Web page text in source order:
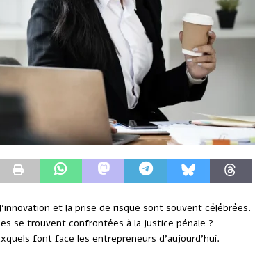
et la prise de risque sont souvent célébrées.
se trouvent confrontées à la justice pénale ?
font face les entrepreneurs d’aujourd’hui.